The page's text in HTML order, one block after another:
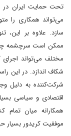
تحت حمایت ایران در
می‌تواند همکاری را
سازد. علاوه بر
ممکن است سرچشمه
مختلف می‌تواند اجرای
شکاف اندازد. در این
شرکت‌کننده به دلیل
اقتصادی و سیاسی
همکارانه میان تمام
موفقیت کریدور بسیار